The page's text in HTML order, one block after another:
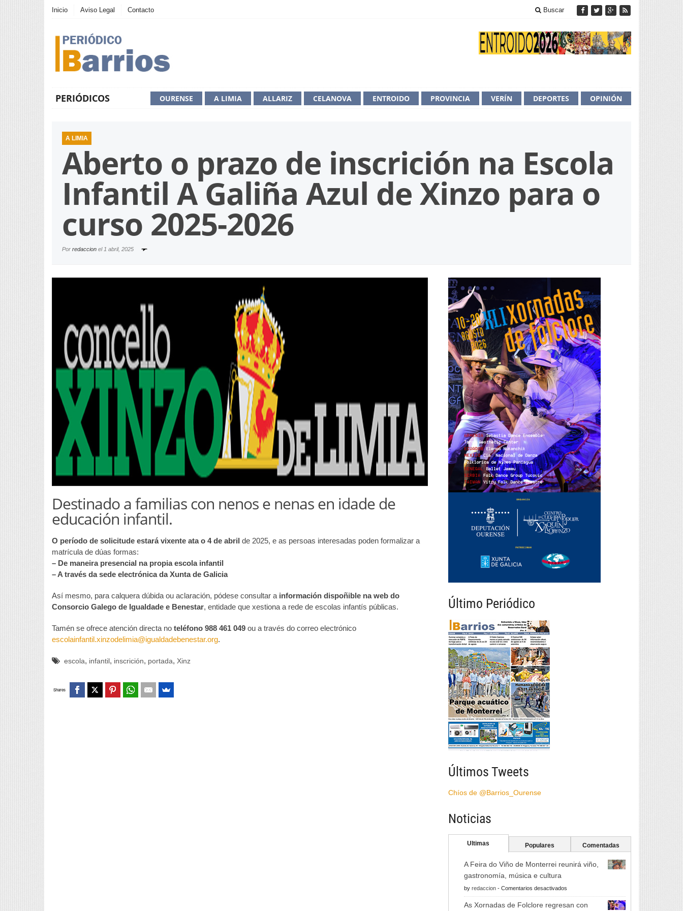
Inicio Aviso Legal Contacto Buscar
PERIÓDICOS OPINIÓN
DEPORTES
VERÍN
PROVINCIA
ENTROIDO
CELANOVA
ALLARIZ
A LIMIA
OURENSE
A LIMIA
Aberto o prazo de inscrición na Escola
Infantil A Galiña Azul de Xinzo para o
curso 2025-2026
Por redaccion el 1 abril, 2025
Destinado a familias con nenos e nenas en idade de
educación infantil.
O período de solicitude estará vixente ata o 4 de abril de 2025, e as persoas interesadas poden formalizar a
matrícula de dúas formas:
– De maneira presencial na propia escola infantil
– A través da sede electrónica da Xunta de Galicia
Así mesmo, para calquera dúbida ou aclaración, pódese consultar a información dispoñible na web do
Consorcio Galego de Igualdade e Benestar, entidade que xestiona a rede de escolas infantís públicas.
Tamén se ofrece atención directa no teléfono 988 461 049 ou a través do correo electrónico
escolainfantil.xinzodelimia@igualdadebenestar.org.
escola, infantil, inscrición, portada, Xinz
Shares
Último Periódico
Últimos Tweets
Chíos de @Barrios_Ourense
Noticias
Ultimas Populares Comentadas
A Feira do Viño de Monterrei reunirá viño,
gastronomía, música e cultura
by redaccion - Comentarios desactivados
A
As Xornadas de Folclore regresan con